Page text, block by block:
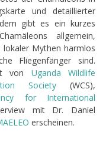
und detaillierter
gibt es ein kurzes
allgemein,
lokaler Mythen harmlos
Fliegenfänger sind.
von Uganda
Wildlife
Society (WCS),
for
International
mit Dr. Daniel
erscheinen.